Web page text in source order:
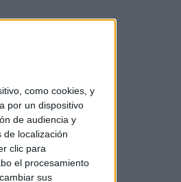
como cookies, y
por un dispositivo
de audiencia y
de localización
clic para
el procesamiento
sus